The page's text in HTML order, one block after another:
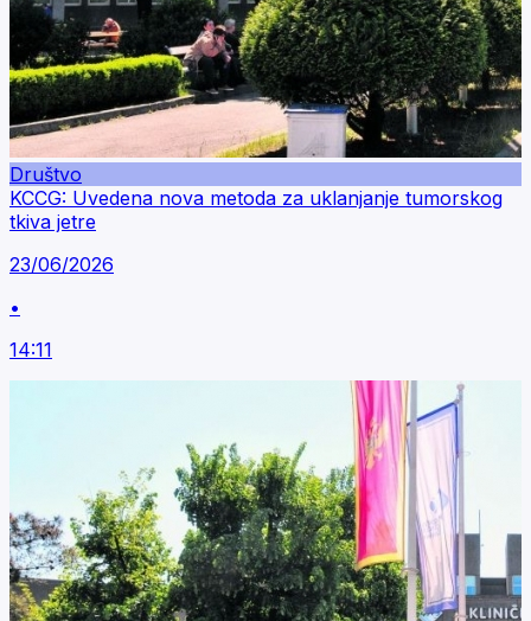
Društvo
KCCG: Uvedena nova metoda za uklanjanje tumorskog
tkiva jetre
23/06/2026
•
14:11